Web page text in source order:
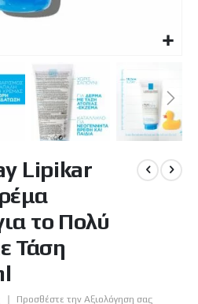
Lipikar
το Πολύ
Τάση
Προσθέστε την Αξιολόγηση σας